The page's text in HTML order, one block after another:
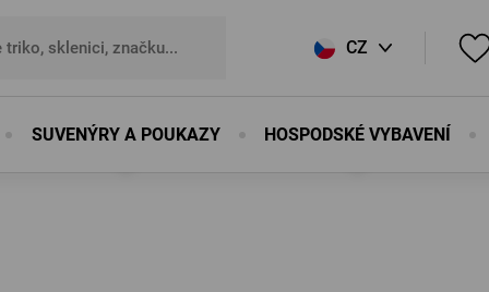
CZ
EN
DE
do Oblíbených se prosím registrujte.
SUVENÝRY A POUKAZY HOSPODSKÉ VYBAVENÍ